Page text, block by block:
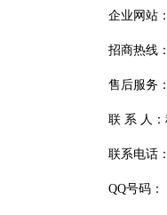
企业网站：
招商热线
售后服务
联 系 人
联系电话
QQ号码：